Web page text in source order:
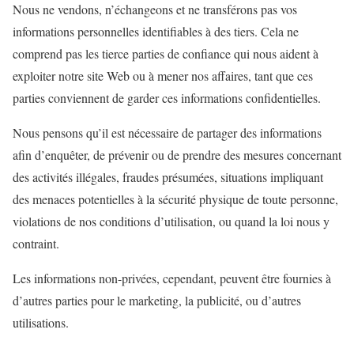
Nous ne vendons, n’échangeons et ne transférons pas vos
informations personnelles identifiables à des tiers. Cela ne
comprend pas les tierce parties de confiance qui nous aident à
exploiter notre site Web ou à mener nos affaires, tant que ces
parties conviennent de garder ces informations confidentielles.
Nous pensons qu’il est nécessaire de partager des informations
afin d’enquêter, de prévenir ou de prendre des mesures concernant
des activités illégales, fraudes présumées, situations impliquant
des menaces potentielles à la sécurité physique de toute personne,
violations de nos conditions d’utilisation, ou quand la loi nous y
contraint.
Les informations non-privées, cependant, peuvent être fournies à
d’autres parties pour le marketing, la publicité, ou d’autres
utilisations.